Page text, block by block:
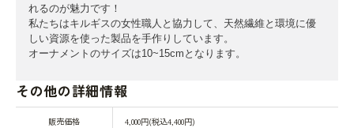
れるのが魅力です！
私たちはキルギスの女性職人と協力して、天然繊維と環境に優
しい資源を使った製品を手作りしています。
オーナメントのサイズは10~15cmとなります。
その他の詳細情報
販売価格 4,000円(税込4,400円)